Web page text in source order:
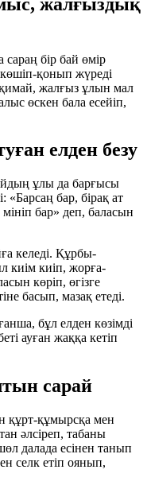
сараң бір бай өмір
қонып жүреді
жалғыз ұлын мал
өскен бала есейіп,
елден безу
ұлы да барғысы
«Барсаң бар, бірақ ат
бар» деп, баласын
келеді. Құрбы-
киім киіп, жорға-
көріп, өгізге
басып, мазақ етеді.
бұл елден көзімді
ауған жаққа кетіп
сарай
құрт-құмырсқа мен
әлсіреп, табаны
далада есінен танып
селк етіп оянып,